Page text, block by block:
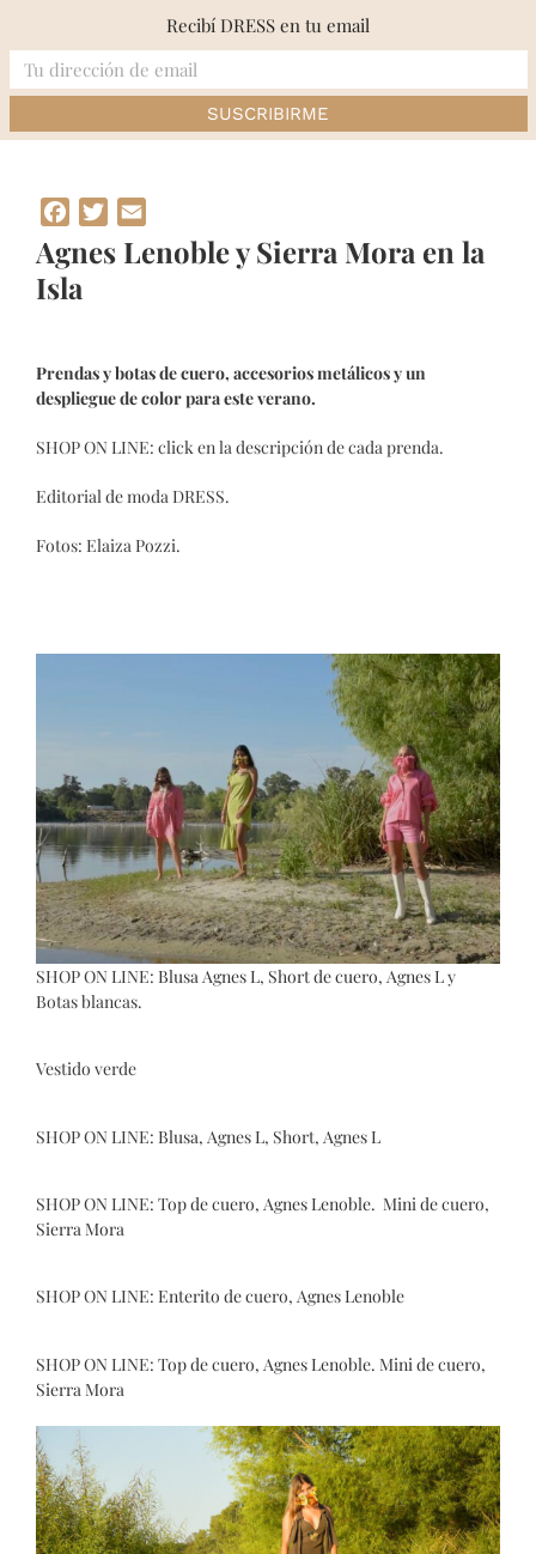
content
Agnes Lenoble y Sierra Mora en la Isla
Facebook
Twitter
Agnes Lenoble y Sierra Mora en la
Isla
Prendas y botas de cuero, accesorios metálicos y un
despliegue de color para este verano.
SHOP ON LINE: click en la descripción de cada prenda.
Editorial de moda DRESS.
Fotos: Elaiza Pozzi.
SHOP ON LINE: Blusa Agnes L, Short de cuero, Agnes Ly
Botas blancas.
Vestido verde
SHOP ON LINE: Blusa, Agnes L, Short, Agnes L
SHOP ON LINE: Top de cuero, Agnes Lenoble. Mini de cuero,
Sierra Mora
SHOP ON LINE: Enterito de cuero, Agnes Lenoble
SHOP ON LINE: Top de cuero, Agnes Lenoble. Mini de cuero,
Sierra Mora
Recibí DRESS en tu email